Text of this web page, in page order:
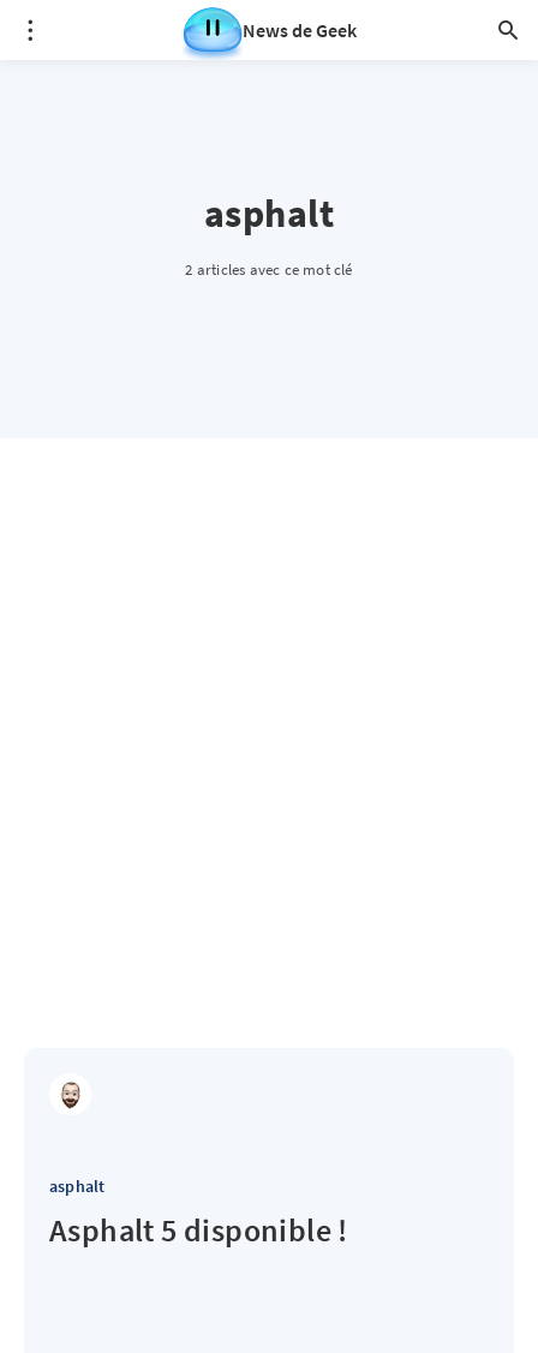
News de Geek
asphalt
2 articles avec ce mot clé
asphalt
Asphalt 5 disponible !